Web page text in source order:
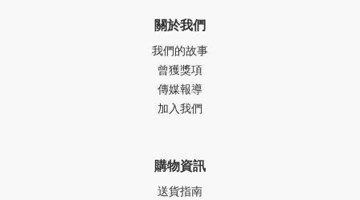
關於我們
我們的故事
曾獲獎項
傳媒報導
加入我們
購物資訊
送貨指南